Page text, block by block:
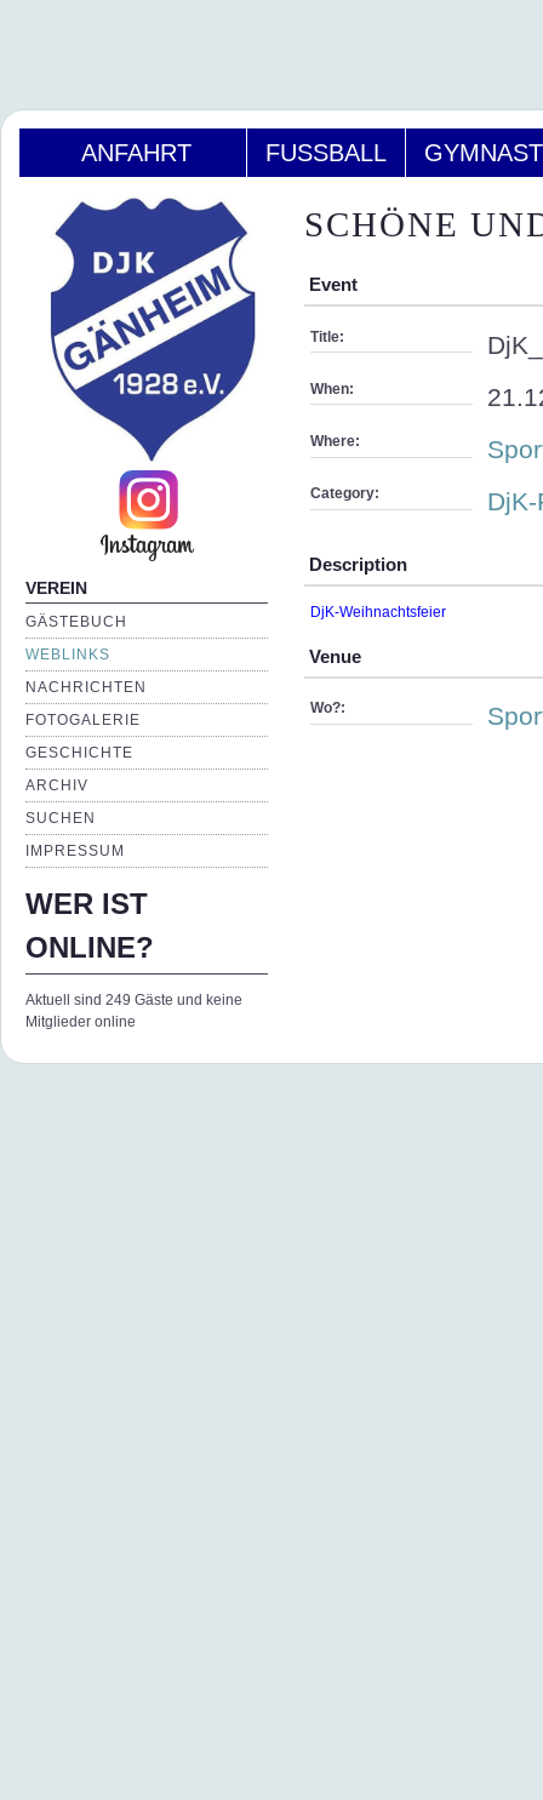
ANFAHRT FUSSBALL
VEREIN
GÄSTEBUCH
WEBLINKS
NACHRICHTEN
FOTOGALERIE
GESCHICHTE
ARCHIV
SUCHEN
IMPRESSUM
WER IST
ONLINE?
Aktuell sind 249 Gäste und keine
Mitglieder online
SCHÖNE
Event
Title:
When:
Where:
Category:
Description
DjK-Weihnachtsfeier
Venue
Wo?: